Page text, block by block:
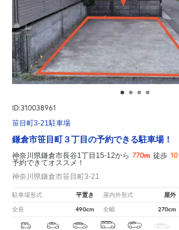
ID:310038961
笹目町3-21駐車場
鎌倉市笹目町３丁目の予約できる駐車場！
神奈川県鎌倉市長谷1丁目15-12から 770m 徒歩
予約できてオススメ！
神奈川県鎌倉市笹目町3-21
駐車場形式 平置き 屋内外形式 屋外
全長 490cm 全幅 270cm